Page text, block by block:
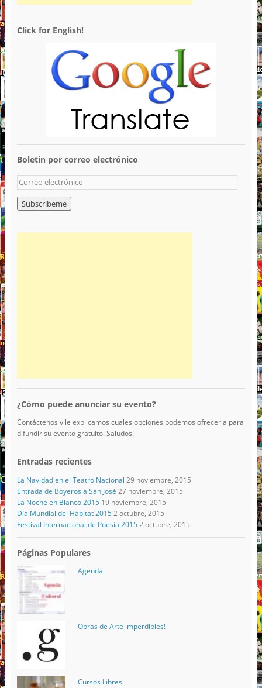
Click for English!
Boletin por correo electrónico
¿Cómo puede anunciar su evento?
Contáctenos y le explicamos cuales opciones podemos ofrecerla para
difundir su evento gratuito. Saludos!
Entradas recientes
La Navidad en el Teatro Nacional 29 noviembre, 2015
Entrada de Boyeros a San José 27 noviembre, 2015
La Noche en Blanco 2015 19 noviembre, 2015
Día Mundial del Hábitat 2015 2 octubre, 2015
Festival Internacional de Poesía 2015 2 octubre, 2015
Páginas Populares
Agenda
Obras de Arte imperdibles!
Cursos Libres